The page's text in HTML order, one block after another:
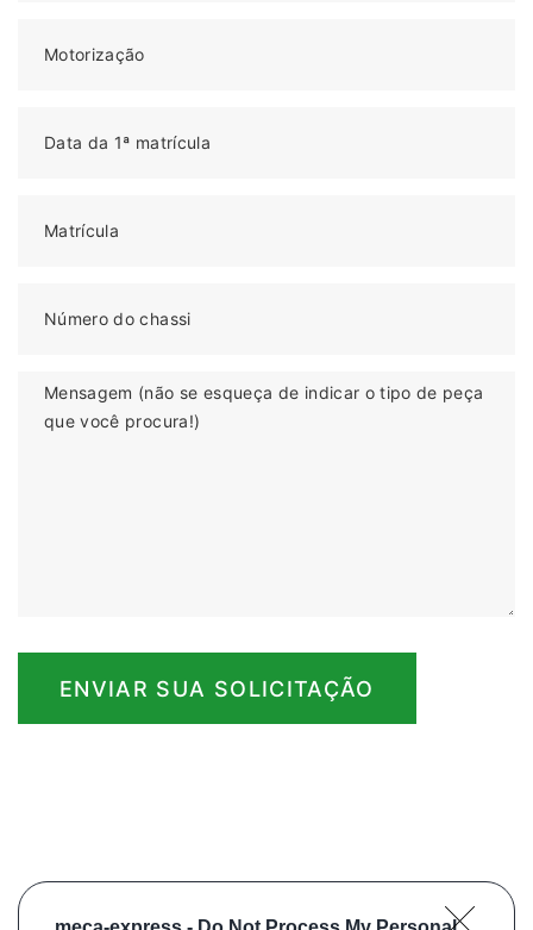
Motorização
Data da 1ª matrícula
Matrícula
Número do chassi
Mensagem (não se esqueça de indicar o tipo de peça
que você procura!)
ENVIAR SUA SOLICITAÇÃO